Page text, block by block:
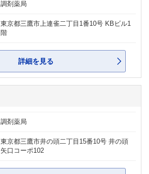
調剤薬局
東京都三鷹市上連雀二丁目1番10号 KBビル1
階
詳細を見る
調剤薬局
東京都三鷹市井の頭二丁目15番10号 井の頭
矢口コーポ102